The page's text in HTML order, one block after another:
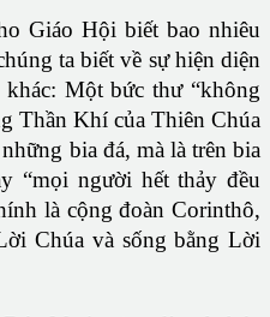
Giáo Hội biết bao nhiêu
ta biết về sự hiện diện
Một bức thư “không
Thần Khí của Thiên Chúa
bia đá, mà là trên bia
“mọi người hết thảy đều
là cộng đoàn Corinthô,
Chúa và sống bằng Lời